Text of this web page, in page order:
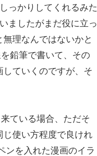
っかりしてくれるみた
ましたがまだ役に立っ
理なんではないかと
鉛筆で書いて、その
ていくのですが、そ
ている場合、ただそ
使い方程度で良けれ
ンを入れた漫画のイラ